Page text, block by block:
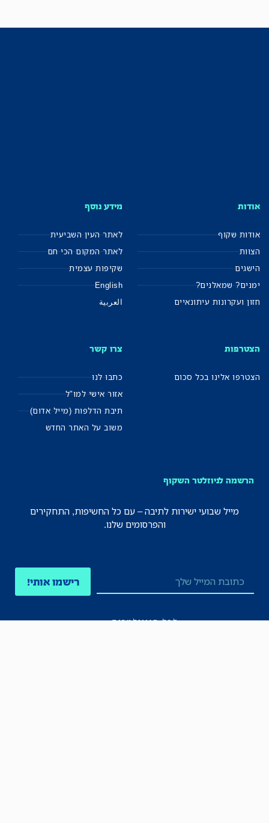
אודות
אודות שקוף
הצוות
הישגים
ימנים? שמאלנים?
חזון ועקרונות עיתונאיים
מידע נוסף
לאתר העין השביעית
לאתר המקום הכי חם
שקיפות עצמית
English
العربية
הצטרפות
הצטרפו אלינו בכל סכום
צרו קשר
כתבו לנו
אזור אישי למו"ל
תיבת הדלפות (מייל אדום)
משוב על האתר החדש
הרשמה לניוזלטר השקוף
מייל שבועי ישירות לתיבה – עם כל החשיפות, התחקירים
והפרסומים שלנו.
רישמו אותי!
לכל הניוזלטרים